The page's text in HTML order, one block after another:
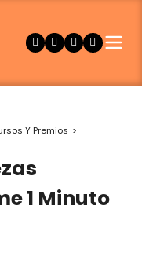
Y Premios
1 Minuto